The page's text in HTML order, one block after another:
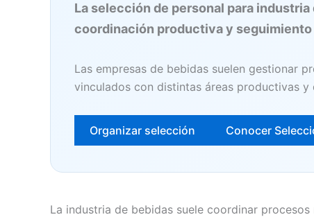
La selección de personal para
coordinación productiva y
Las empresas de bebidas suelen gestionar
vinculados con distintas áreas productivas y
Organizar selección Conocer
La industria de bebidas suele coordinar